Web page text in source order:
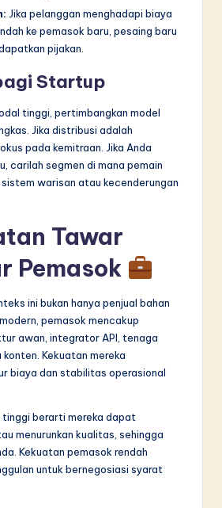
Jika pelanggan menghadapi biaya
ke pemasok baru, pesaing baru
pijakan.
Startup
tinggi, pertimbangkan model
Jika distribusi adalah
pada kemitraan. Jika Anda
carilah segmen di mana pemain
warisan atau kecenderungan
Tawar
Pemasok
ini bukan hanya penjual bahan
pemasok mencakup
awan, integrator API, tenaga
Kekuatan mereka
biaya dan stabilitas operasional
tinggi berarti mereka dapat
menurunkan kualitas, sehingga
Kekuatan pemasok rendah
untuk bernegosiasi syarat